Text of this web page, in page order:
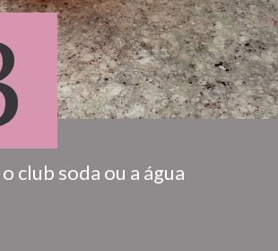
club soda ou a água